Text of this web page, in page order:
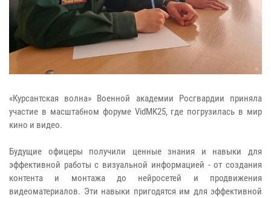
«Курсантская волна» Военной академии Росгвардии приняла
участие в масштабном форуме VidMK25, где погрузилась в мир
кино и видео.
Будущие офицеры получили ценные знания и навыки для
эффективной работы с визуальной информацией - от создания
контента и монтажа до нейросетей и продвижения
видеоматериалов. Эти навыки пригодятся им для эффективной